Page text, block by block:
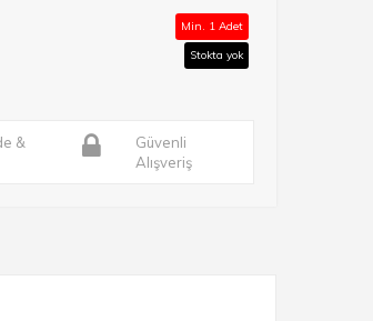
Min. 1 Adet
Stokta yok
&
Güvenli
Alışveriş